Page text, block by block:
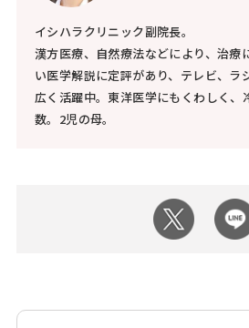
イシハラクリニック副院長。
漢方医療、自然療法などにより、治療
い医学解説に定評があり、テレビ、ラ
広く活躍中。東洋医学にもくわしく、
数。2児の母。